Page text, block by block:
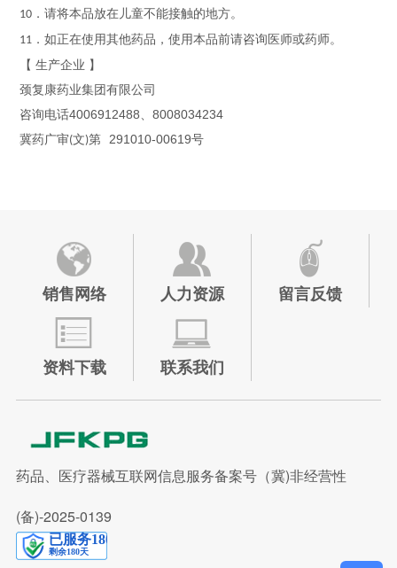
10．请将本品放在儿童不能接触的地方。
11 ．如正在使用其他药品，使用本品前请咨询医师或药师。
【 生产企业 】
颈复康药业集团有限公司
咨询电话4006912488 8008034234
冀药广审(文)第 291010-00619号
销售网络 人力资源 留言反馈
资料下载 联系我们
药品、医疗器械互联网信息服务备案号（冀)非经营性
(备)-2025-0139